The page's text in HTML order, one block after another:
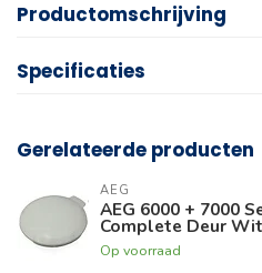
Productomschrijving
Specificaties
Gerelateerde producten
AEG
AEG 6000 + 7000
Complete Deur
Op voorraad